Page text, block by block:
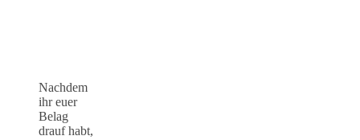
Nachdem
ihr euer
Belag
drauf habt,